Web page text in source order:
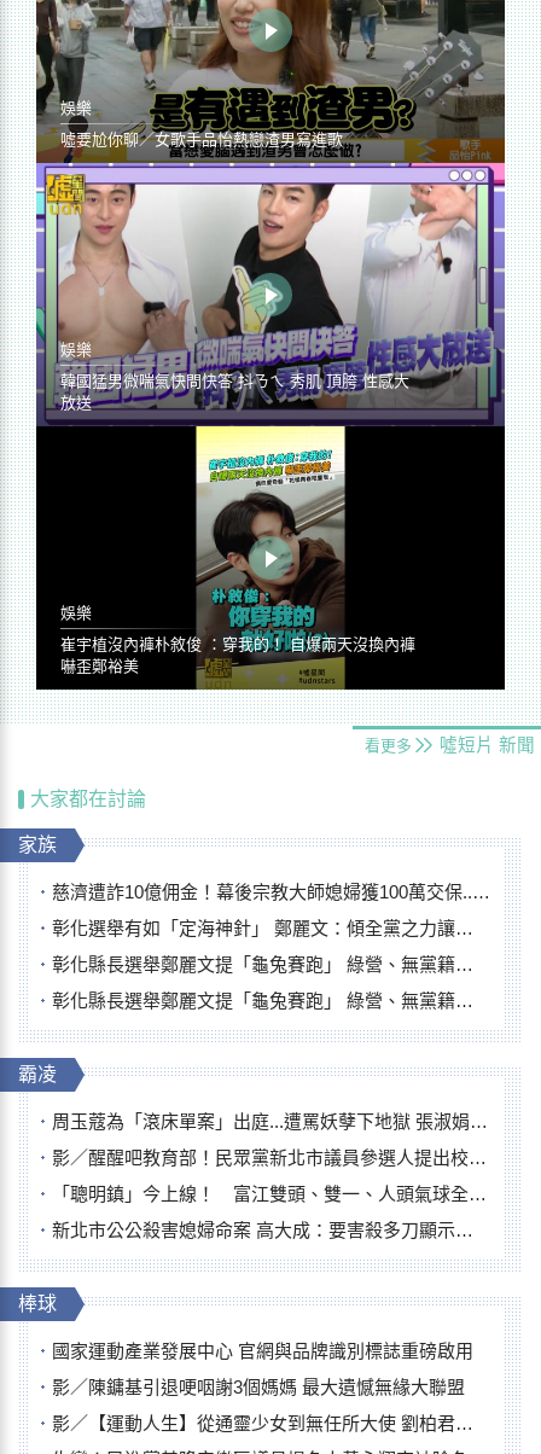
娛樂
噓要尬你聊／女歌手品怡熱戀渣男寫進歌
娛樂
韓國猛男微喘氣快問快答 抖ㄋㄟ 秀肌 頂胯 性感大
放送
娛樂
崔宇植沒內褲朴敘俊 ：穿我的！ 自爆兩天沒換內褲
嚇歪鄭裕美
看更多 噓短片 新聞
大家都在討論
家族
慈濟遭詐10億佣金！幕後宗教大師媳婦獲100萬交保...快步奔離不發一語
彰化選舉有如「定海神針」 鄭麗文：傾全黨之力讓彰化贏
彰化縣長選舉鄭麗文提「龜兔賽跑」 綠營、無黨籍忙否認是烏龜
彰化縣長選舉鄭麗文提「龜兔賽跑」 綠營、無黨籍忙否認是烏龜
霸凌
周玉蔻為「滾床單案」出庭...遭罵妖孽下地獄 張淑娟批：舌頭殺人有罪
影／醒醒吧教育部！民眾黨新北市議員參選人提出校園反毒防線升級政見
「聰明鎮」今上線！ 富江雙頭、雙一、人頭氣球全登場
新北市公公殺害媳婦命案 高大成：要害殺多刀顯示怨恨深
棒球
國家運動產業發展中心 官網與品牌識別標誌重磅啟用
影／陳鏞基引退哽咽謝3個媽媽 最大遺憾無緣大聯盟
影／【運動人生】從通靈少女到無任所大使 劉柏君女裁判人生國際發光